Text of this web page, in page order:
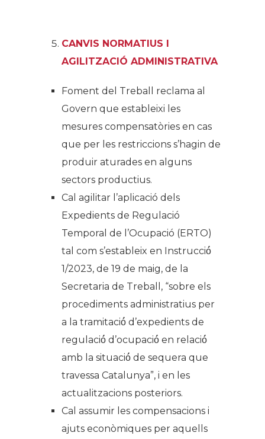
CANVIS NORMATIUS I
AGILITZACIÓ ADMINISTRATIVA
Foment del Treball reclama al
Govern que estableixi les
mesures compensatòries en cas
que per les restriccions s’hagin de
produir aturades en alguns
sectors productius.
Cal agilitar l’aplicació dels
Expedients de Regulació
Temporal de l’Ocupació (ERTO)
tal com s’estableix en Instrucció́
1/2023, de 19 de maig, de la
Secretaria de Treball, “sobre els
procediments administratius per
a la tramitació́ d’expedients de
regulació́ d’ocupació́ en relació́
amb la situació́ de sequera que
travessa Catalunya”, i en les
actualitzacions posteriors.
Cal assumir les compensacions i
ajuts econòmiques per aquells